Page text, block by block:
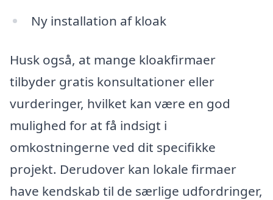
Ny installation af kloak
Husk også, at mange kloakfirmaer
tilbyder gratis konsultationer eller
vurderinger, hvilket kan være en god
mulighed for at få indsigt i
omkostningerne ved dit specifikke
projekt. Derudover kan lokale firmaer
have kendskab til de særlige udfordringer,